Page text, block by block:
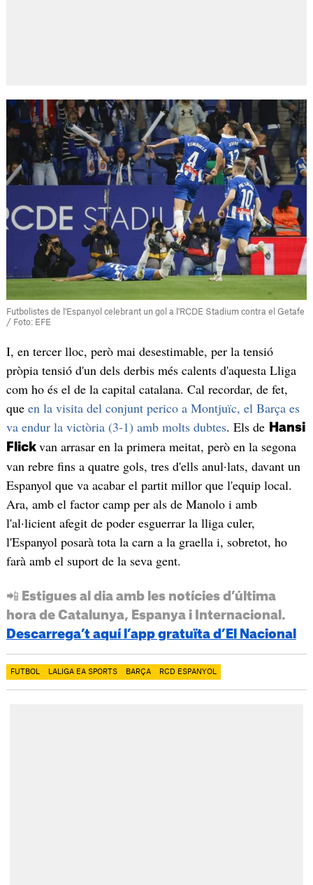
Futbolistes de l'Espanyol celebrant un gol a l'RCDE Stadium contra el Getafe
/ Foto: EFE
I, en tercer lloc, però mai desestimable, per la tensió
pròpia tensió d'un dels derbis més calents d'aquesta Lliga
com ho és el de la capital catalana. Cal recordar, de fet,
que en la visita del conjunt perico a Montjuïc, el Barça es
va endur la victòria (3-1) amb molts dubtes. Els de Hansi
Flick van arrasar en la primera meitat, però en la segona
van rebre fins a quatre gols, tres d'ells anul·lats, davant un
Espanyol que va acabar el partit millor que l'equip local.
Ara, amb el factor camp per als de Manolo i amb
l'al·licient afegit de poder esguerrar la lliga culer,
l'Espanyol posarà tota la carn a la graella i, sobretot, ho
farà amb el suport de la seva gent.
📲 Estigues al dia amb les notícies d’última
hora de Catalunya, Espanya i Internacional.
Descarrega’t aquí l’app gratuïta d’El Nacional
FUTBOL LALIGA EA SPORTS BARÇA RCD ESPANYOL